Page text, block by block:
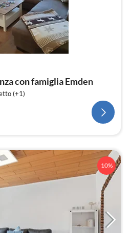
con famiglia Emden
(+1)
10%